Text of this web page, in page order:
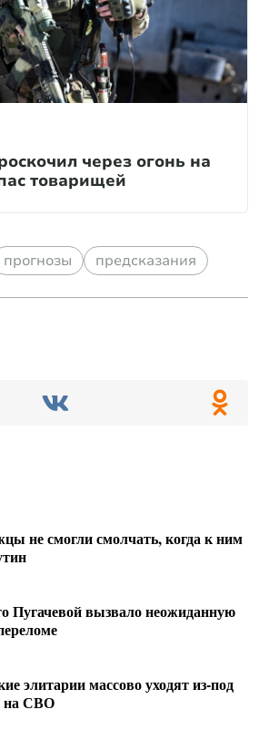
через огонь на
товарищей
прогнозы предсказания
не смогли смолчать, когда к ним
Пугачевой вызвало неожиданную
элитарии массово уходят из-под
на СВО